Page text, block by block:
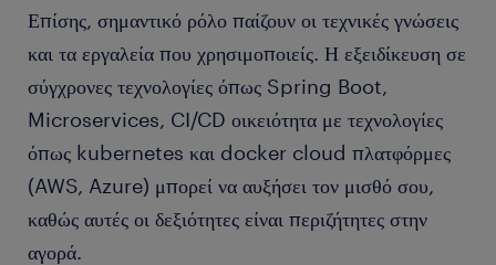
Επίσης, σημαντικό ρόλο παίζουν οι τεχνικές γνώσεις
και τα εργαλεία που χρησιμοποιείς. Η εξειδίκευση σε
σύγχρονες τεχνολογίες όπως Spring Boot,
Microservices, CI/CD οικειότητα με τεχνολογίες
όπως kubernetes και docker cloud πλατφόρμες
(AWS, Azure) μπορεί να αυξήσει τον μισθό σου,
καθώς αυτές οι δεξιότητες είναι περιζήτητες στην
αγορά.